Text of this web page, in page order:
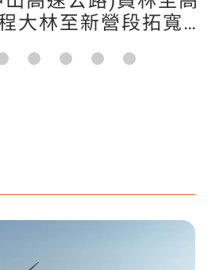
大林至新營段拓寬工